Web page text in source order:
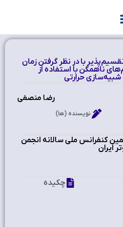
با در نظر گرفتن زمان
ناهمگن با استفاده از
شبیه‌سازی حرارتی
رضا منصفی
نویسنده (ها)
کنفرانس ملی سالانه انجمن
ایران
چکیده